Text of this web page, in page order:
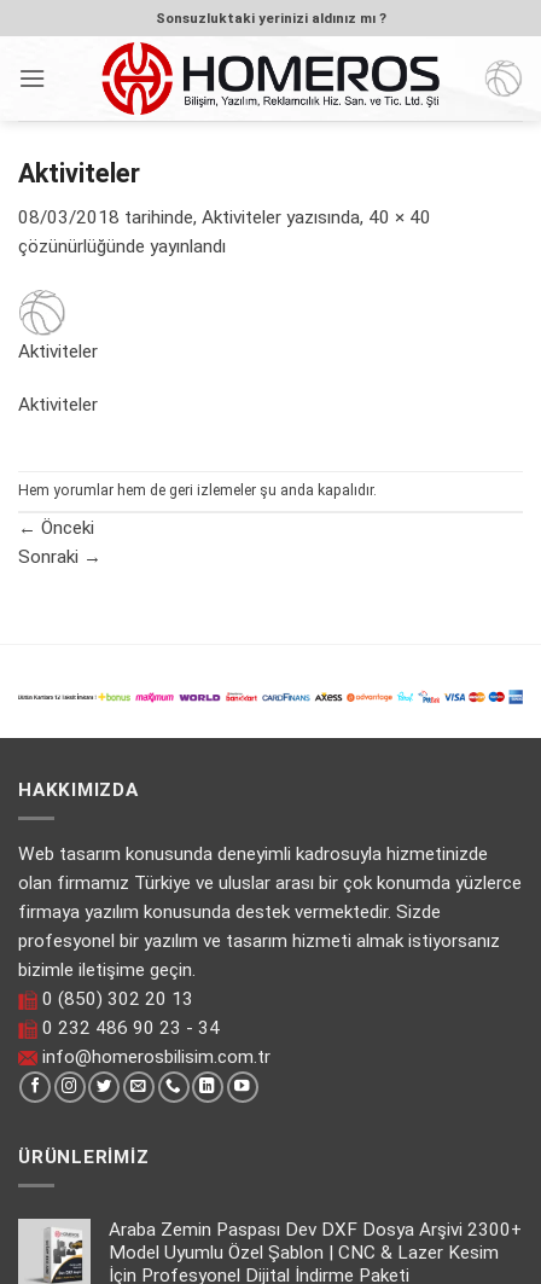
atla
Sonsuzluktaki yerinizi aldınız mı ?
Aktiviteler
08/03/2018 tarihinde, Aktiviteler yazısında, 40 × 40
çözünürlüğünde yayınlandı
Aktiviteler
Aktiviteler
Hem yorumlar hem de geri izlemeler şu anda kapalıdır.
← Önceki
Sonraki →
HAKKIMIZDA
Web tasarım konusunda deneyimli kadrosuyla hizmetinizde
olan firmamız Türkiye ve uluslar arası bir çok konumda yüzlerce
firmaya yazılım konusunda destek vermektedir. Sizde
profesyonel bir yazılım ve tasarım hizmeti almak istiyorsanız
bizimle iletişime geçin.
0 (850) 302 20 13
0 232 486 90 23 - 34
info@homerosbilisim.com.tr
ÜRÜNLERIMIZ
Araba Zemin Paspası Dev DXF Dosya Arşivi 2300+
Model Uyumlu Özel Şablon | CNC & Lazer Kesim
İçin Profesyonel Dijital İndirme Paketi